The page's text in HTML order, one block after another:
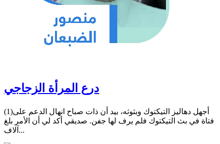
درع المرأة الزجاجي
(1)أجهل دهاليز التيكتوك وبثوثه، بيد أن ذات صباح انهال الدعم على
فتاة في بث التيكتوك فلم يرف لها جفن. صديقي أكد لي أن الأمر بلغ
آلاف...